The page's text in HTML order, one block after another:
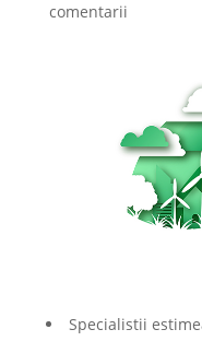
comentarii
Specialistii